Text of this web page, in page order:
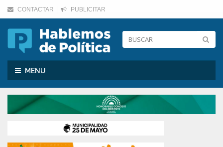
CONTACTAR PUBLICITAR
Toggle
navigation
MENU